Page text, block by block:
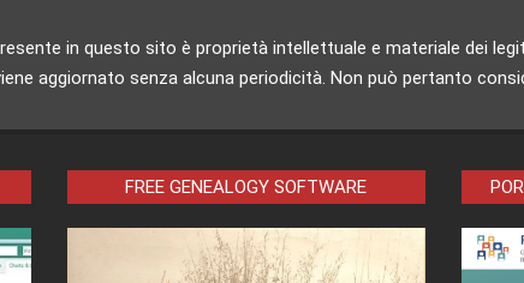
in questo sito è proprietà intellettuale e materiale dei
aggiornato senza alcuna periodicità. Non può pertanto
FREE GENEALOGY SOFTWARE